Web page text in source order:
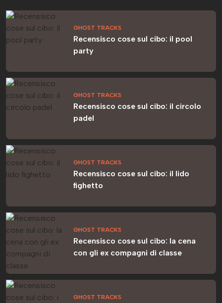
GHOST TRACKS
Recensisco cose sul cibo: il pool
party
GHOST TRACKS
Recensisco cose sul cibo: il circolo
padel
GHOST TRACKS
Recensisco cose sul cibo: il lido
fighetto
GHOST TRACKS
Recensisco cose sul cibo: la cena
con gli ex compagni di classe
GHOST TRACKS